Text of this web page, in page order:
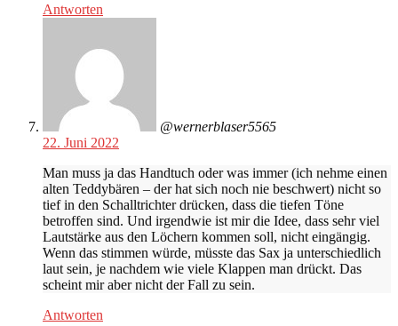
Antworten
@wernerblaser5565
22. Juni 2022
Man muss ja das Handtuch oder was immer (ich nehme einen
alten Teddybären – der hat sich noch nie beschwert) nicht so
tief in den Schalltrichter drücken, dass die tiefen Töne
betroffen sind. Und irgendwie ist mir die Idee, dass sehr viel
Lautstärke aus den Löchern kommen soll, nicht eingängig.
Wenn das stimmen würde, müsste das Sax ja unterschiedlich
laut sein, je nachdem wie viele Klappen man drückt. Das
scheint mir aber nicht der Fall zu sein.
Antworten